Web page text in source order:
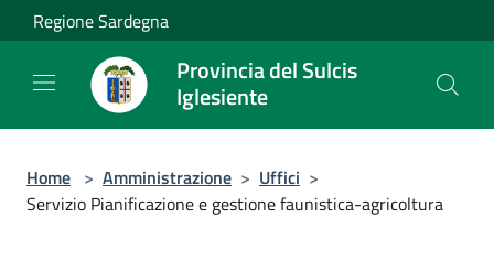
Salta al contenuto principale
Regione Sardegna
Provincia del Sulcis
Iglesiente
Home > Amministrazione > Uffici >
Servizio Pianificazione e gestione faunistica-agricoltura